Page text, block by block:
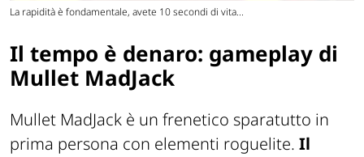
La rapidità è fondamentale, avete 10 secondi di vita...
Il tempo è denaro: gameplay di
Mullet MadJack
Mullet MadJack è un frenetico sparatutto in
prima persona con elementi roguelite. Il